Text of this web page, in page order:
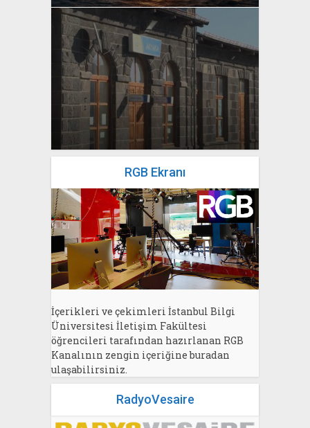
yazan
Bahri Ak
RGB Ekranı
İçerikleri ve çekimleri İstanbul Bilgi
Üniversitesi İletişim Fakültesi
öğrencileri tarafından hazırlanan RGB
Kanalının zengin içeriğine buradan
ulaşabilirsiniz.
RadyoVesaire